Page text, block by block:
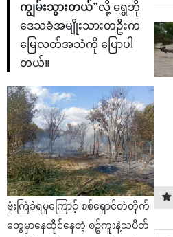
ကျွမ်းသွားတယ်”လို့ ရွှေဘို
ဒေသခံအမျိုးသားတဦးက
မြေလတ်အသံကို ပြောပါ
တယ်။
ဗုံးကြဲခံရမှုကြောင့် စစ်ရှောင်တဲတိုက်
တွေမှာနေထိုင်နေတဲ့ စဉ့်ကူးနဲ့သပိတ်